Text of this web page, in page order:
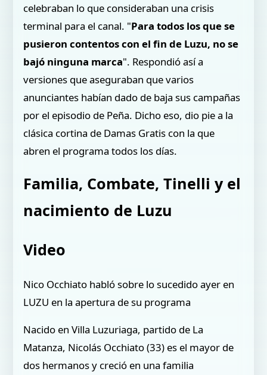
celebraban lo que consideraban una crisis
terminal para el canal. "Para todos los que se
pusieron contentos con el fin de Luzu, no se
bajó ninguna marca". Respondió así a
versiones que aseguraban que varios
anunciantes habían dado de baja sus campañas
por el episodio de Peña. Dicho eso, dio pie a la
clásica cortina de Damas Gratis con la que
abren el programa todos los días.
Familia, Combate, Tinelli y el
nacimiento de Luzu
Video
Nico Occhiato habló sobre lo sucedido ayer en
LUZU en la apertura de su programa
Nacido en Villa Luzuriaga, partido de La
Matanza, Nicolás Occhiato (33) es el mayor de
dos hermanos y creció en una familia